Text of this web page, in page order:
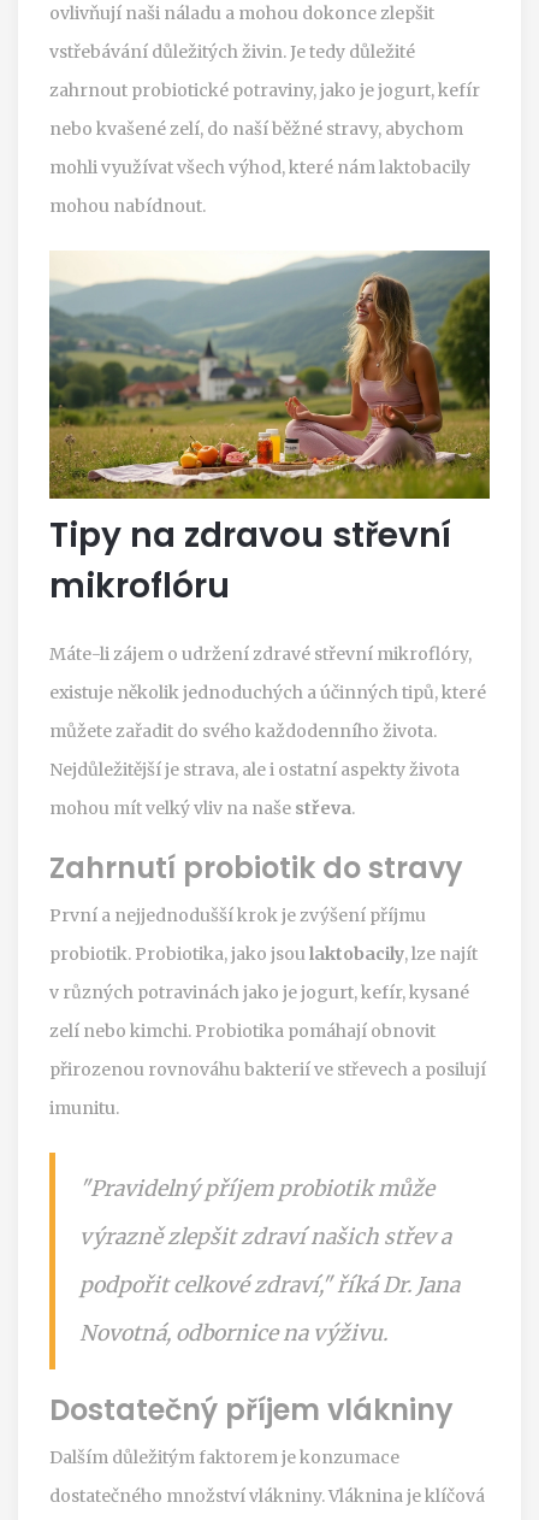
ovlivňují naši náladu a mohou dokonce zlepšit
vstřebávání důležitých živin. Je tedy důležité
zahrnout probiotické potraviny, jako je jogurt, kefír
nebo kvašené zelí, do naší běžné stravy, abychom
mohli využívat všech výhod, které nám laktobacily
mohou nabídnout.
Tipy na zdravou střevní
mikroflóru
Máte-li zájem o udržení zdravé střevní mikroflóry,
existuje několik jednoduchých a účinných tipů, které
můžete zařadit do svého každodenního života.
Nejdůležitější je strava, ale i ostatní aspekty života
mohou mít velký vliv na naše střeva.
Zahrnutí probiotik do stravy
První a nejjednodušší krok je zvýšení příjmu
probiotik. Probiotika, jako jsou laktobacily, lze najít
v různých potravinách jako je jogurt, kefír, kysané
zelí nebo kimchi. Probiotika pomáhají obnovit
přirozenou rovnováhu bakterií ve střevech a posilují
imunitu.
"Pravidelný příjem probiotik může
výrazně zlepšit zdraví našich střev a
podpořit celkové zdraví," říká Dr. Jana
Novotná, odbornice na výživu.
Dostatečný příjem vlákniny
Dalším důležitým faktorem je konzumace
dostatečného množství vlákniny. Vláknina je klíčová